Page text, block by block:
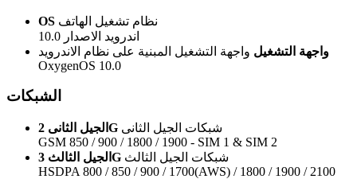
OS نظام تشغيل الهاتف
اندرويد الاصدار 10.0
واجهة التشغيل واجهة التشغيل المبنية على نظام الاندرويد
OxygenOS 10.0
الشبكات
الجيل الثانى 2G شبكات الجيل الثانى
GSM 850 / 900 / 1800 / 1900 - SIM 1 & SIM 2
الجيل الثالث 3G شبكات الجيل الثالث
HSDPA 800 / 850 / 900 / 1700(AWS) / 1800 / 1900 / 2100